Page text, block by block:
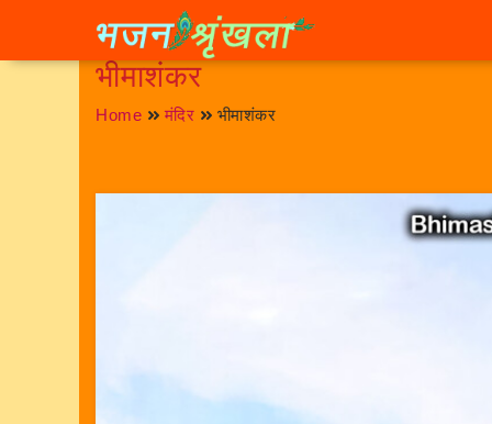
भीमाशंकर
Home मंदिर भीमाशंकर